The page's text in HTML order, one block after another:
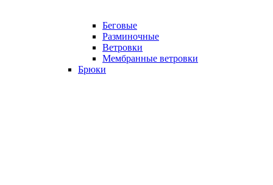
Беговые
Разминочные
Ветровки
Мембранные ветровки
Брюки